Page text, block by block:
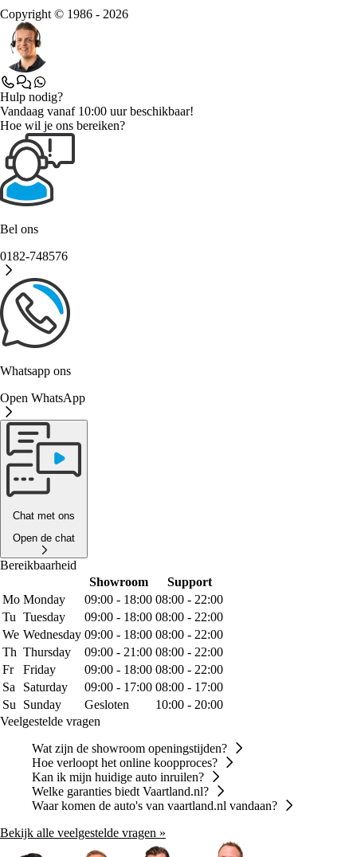
Copyright © 1986 - 2026
Hulp nodig?
Vandaag vanaf 10:00 uur beschikbaar!
Hoe wil je ons bereiken?
Bel ons
0182-748576
Whatsapp ons
Open WhatsApp
Chat met ons
Open de chat
Bereikbaarheid
Showroom
Support
Mo Monday 09:00 - 18:00 08:00 - 22:00
Tu Tuesday 09:00 - 18:00 08:00 - 22:00
We Wednesday 09:00 - 18:00 08:00 - 22:00
Th Thursday 09:00 - 21:00 08:00 - 22:00
Fr
Friday 09:00 - 18:00 08:00 - 22:00
Sa
Saturday 09:00 - 17:00 08:00 - 17:00
Su
Sunday Gesloten
10:00 - 20:00
Veelgestelde vragen
Wat zijn de showroom openingstijden?
Hoe verloopt het online koopproces?
Kan ik mijn huidige auto inruilen?
Welke garanties biedt Vaartland.nl?
Waar komen de auto's van vaartland.nl vandaan?
Bekijk alle veelgestelde vragen »